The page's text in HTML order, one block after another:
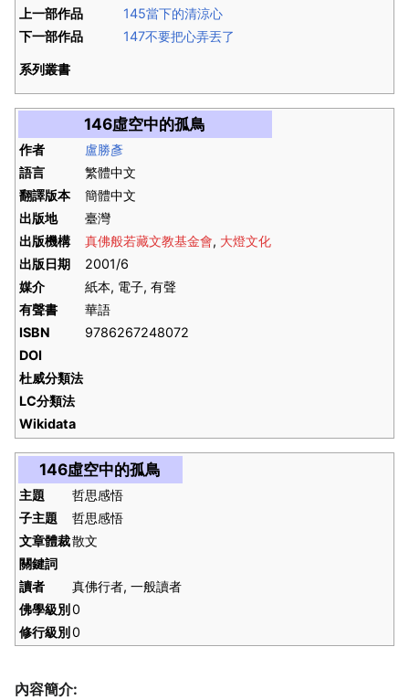
上一部作品
145當下的清涼心
下一部作品
147不要把心弄丟了
系列叢書
146虛空中的孤鳥
作者
盧勝彥
語言
繁體中文
翻譯版本
簡體中文
出版地
臺灣
出版機構
真佛般若藏文教基金會, 大燈文化
出版日期
2001/6
媒介
紙本, 電子, 有聲
有聲書
華語
ISBN
9786267248072
DOI
杜威分類法
LC分類法
Wikidata
146虛空中的孤鳥
主題
哲思感悟
子主題
哲思感悟
文章體裁散文
關鍵詞
讀者
真佛行者, 一般讀者
佛學級別0
修行級別0
內容簡介: